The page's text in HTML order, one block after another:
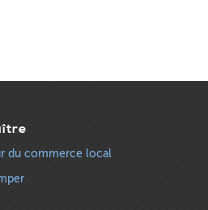
du commerce local